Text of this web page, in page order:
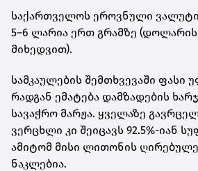
საქართველოს ეროვნული
5–6 ლარია ერთ გრამზე (დოლარის
მიხედვით).
სამკაულების შემთხვევაში ფასი
რადგან ემატება დამზადების
სავაჭრო მარჟა. ყველაზე
ვერცხლი კი შეიცავს 92.5%-იან
ამიტომ მისი ლითონის
ნაკლებია.